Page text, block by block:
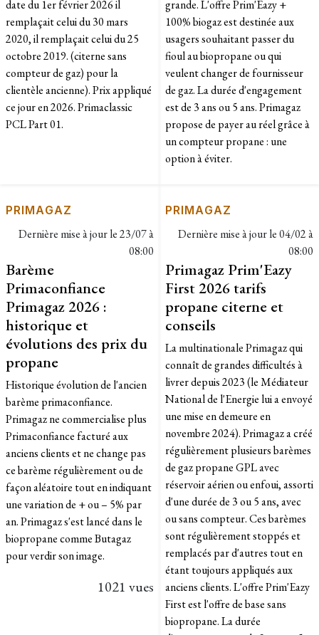
date du 1er février 2026 il
remplaçait celui du 30 mars
2020, il remplaçait celui du 25
octobre 2019. (citerne sans
compteur de gaz) pour la
clientèle ancienne). Prix appliqué
ce jour en 2026. Primaclassic
PCL Part 01.
grande. L'offre Prim'Eazy +
100% biogaz est destinée aux
usagers souhaitant passer du
fioul au biopropane ou qui
veulent changer de fournisseur
de gaz. La durée d'engagement
est de 3 ans ou 5 ans. Primagaz
propose de payer au réel grâce à
un compteur propane : une
option à éviter.
PRIMAGAZ
Dernière mise à jour le23/07 à
08:00
Barème
Primaconfiance
Primagaz 2026 :
historique et
évolutions des prix du
propane
Historique évolution de l'ancien
barème primaconfiance.
Primagaz ne commercialise plus
Primaconfiance facturé aux
anciens clients et ne change pas
ce barème régulièrement ou de
façon aléatoire tout en indiquant
une variation de + ou – 5% par
an. Primagaz s'est lancé dans le
biopropane comme Butagaz
pour verdir son image.
1021 vues
PRIMAGAZ
Dernière mise à jour le04/02 à
08:00
Primagaz Prim'Eazy
First 2026 tarifs
propane citerne et
conseils
La multinationale Primagaz qui
connaît de grandes difficultés à
livrer depuis 2023 (le Médiateur
National de l'Energie lui a envoyé
une mise en demeure en
novembre 2024). Primagaz a créé
régulièrement plusieurs barèmes
de gaz propane GPL avec
réservoir aérien ou enfoui, assorti
d'une durée de 3 ou 5 ans, avec
ou sans compteur. Ces barèmes
sont régulièrement stoppés et
remplacés par d'autres tout en
étant toujours appliqués aux
anciens clients. L'offre Prim'Eazy
First est l'offre de base sans
biopropane. La durée